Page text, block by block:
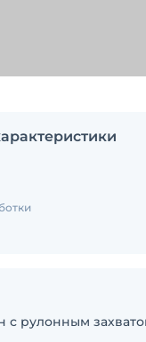
с рулонным